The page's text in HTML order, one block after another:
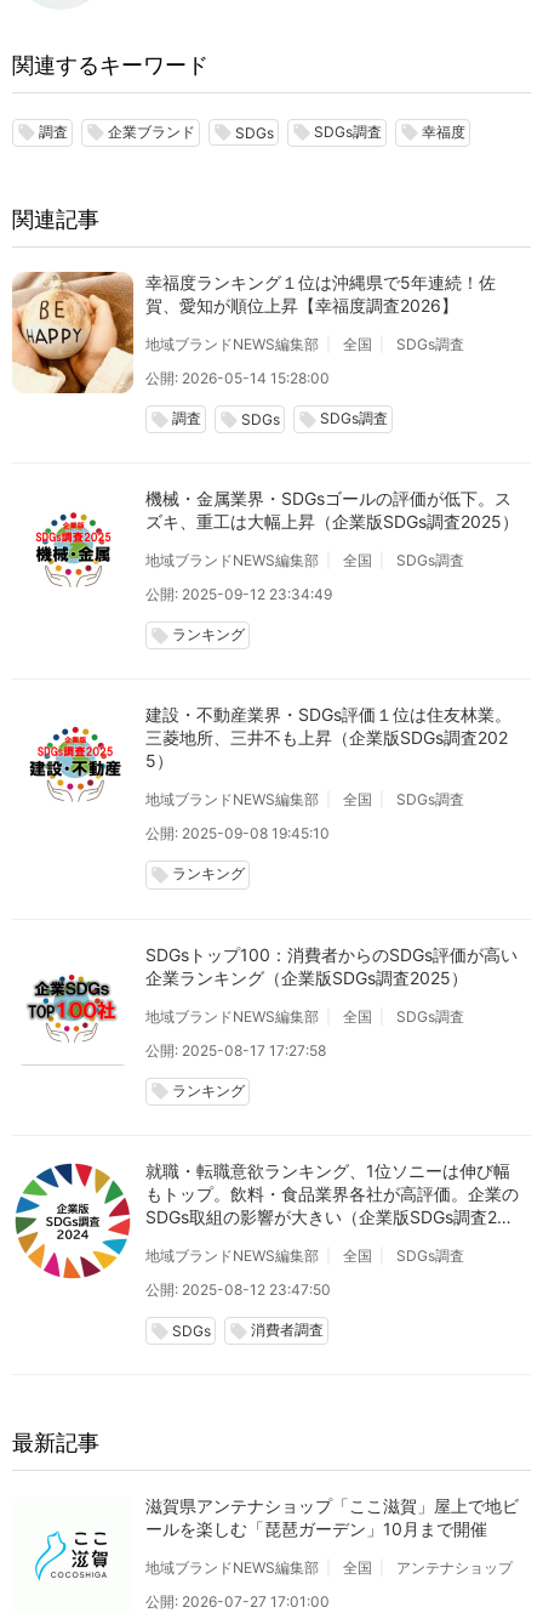
関連するキーワード
local_offer 調査 local_offer 企業ブランド local_offer SDGs local_offer SDGs調査 local_offer 幸福度
関連記事
幸福度ランキング１位は沖縄県で5年連続！佐
賀、愛知が順位上昇【幸福度調査2026】
地域ブランドNEWS編集部 全国
SDGs調査
公開: 2026-05-14 15:28:00
local_offer 調査 local_offer SDGs local_offer SDGs調査
機械・金属業界・SDGsゴールの評価が低下。ス
ズキ、重工は大幅上昇（企業版SDGs調査2025）
地域ブランドNEWS編集部 全国
SDGs調査
公開: 2025-09-12 23:34:49
local_offer ランキング
建設・不動産業界・SDGs評価１位は住友林業。
三菱地所、三井不も上昇（企業版SDGs調査202
5）
地域ブランドNEWS編集部 全国
SDGs調査
公開: 2025-09-08 19:45:10
local_offer ランキング
SDGsトップ100：消費者からのSDGs評価が高い
企業ランキング（企業版SDGs調査2025）
地域ブランドNEWS編集部 全国
SDGs調査
公開: 2025-08-17 17:27:58
local_offer ランキング
就職・転職意欲ランキング、1位ソニーは伸び幅
もトップ。飲料・食品業界各社が高評価。企業の
SDGs取組の影響が大きい（企業版SDGs調査202
地域ブランドNEWS編集部 全国
SDGs調査
公開: 2025-08-12 23:47:50
local_offer SDGs local_offer 消費者調査
最新記事
滋賀県アンテナショップ「ここ滋賀」屋上で地ビ
ールを楽しむ「琵琶ガーデン」10月まで開催
地域ブランドNEWS編集部 全国
アンテナショップ
公開: 2026-07-27 17:01:00